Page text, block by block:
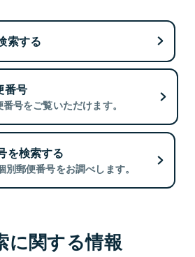
索する
番号
号をご覧いただけます。
を検索する
郵便番号をお調べします。
に関する情報